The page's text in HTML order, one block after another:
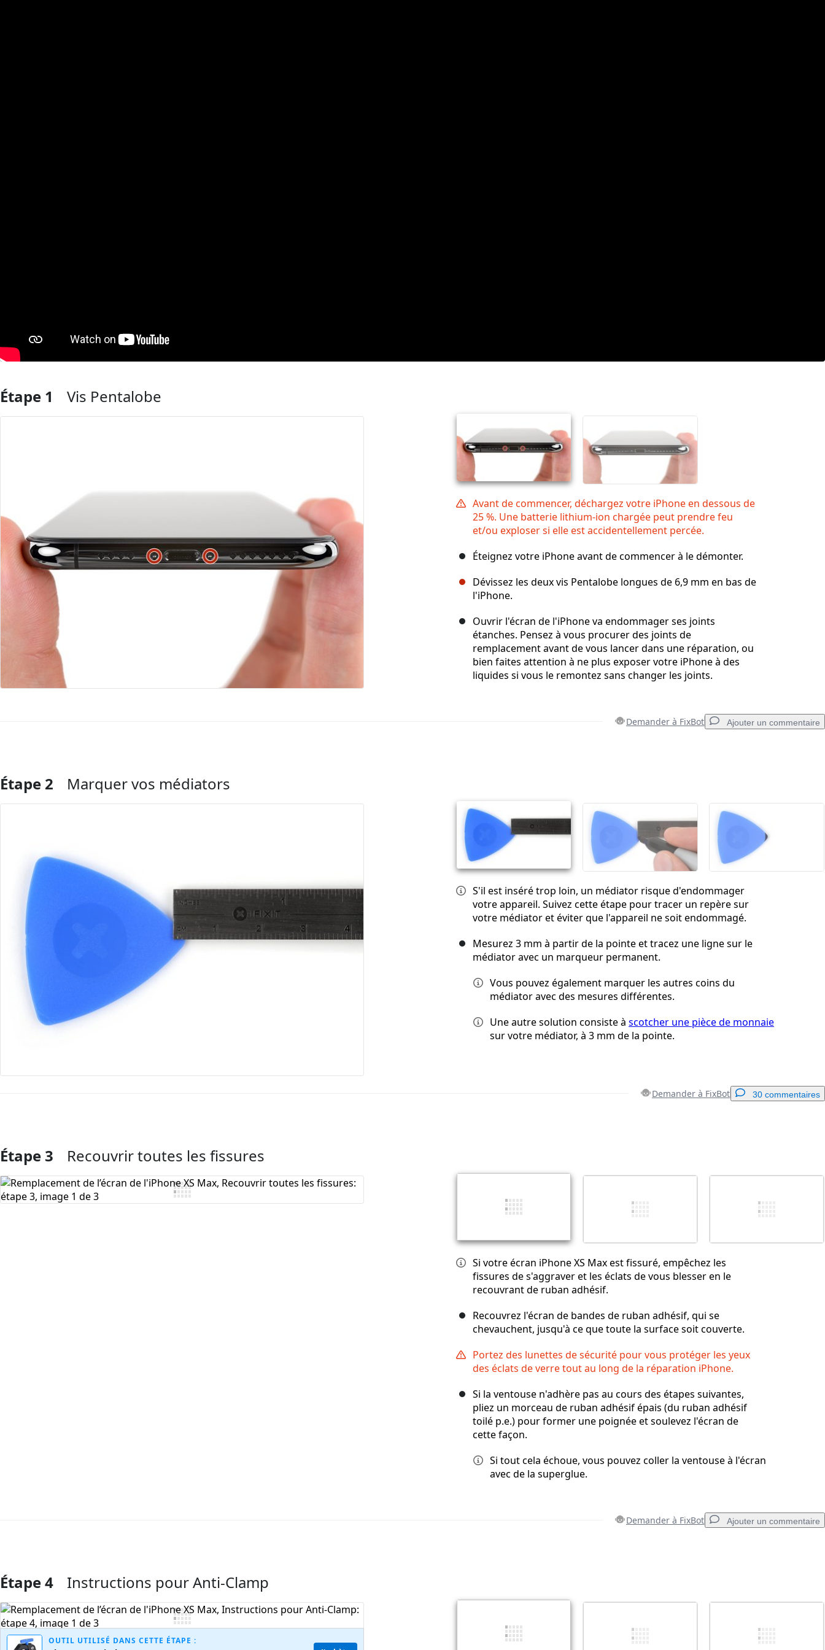
Étape 1 Vis Pentalobe
Avant de commencer, déchargez votre iPhone en dessous de
25 %. Une batterie lithium-ion chargée peut prendre feu
et/ou exploser si elle est accidentellement percée.
Éteignez votre iPhone avant de commencer à le démonter.
Dévissez les deux vis Pentalobe longues de 6,9 mm en bas de
l'iPhone.
Ouvrir l'écran de l'iPhone va endommager ses joints
étanches. Pensez à vous procurer des joints de
remplacement avant de vous lancer dans une réparation, ou
bien faites attention à ne plus exposer votre iPhone à des
liquides si vous le remontez sans changer les joints.
Demander à FixBot Ajouter un commentaire
Ajouter un commentaire
Annuler Publier un commentaire
Étape 2 Marquer vos médiators
S'il est inséré trop loin, un médiator risque d'endommager
votre appareil. Suivez cette étape pour tracer un repère sur
votre médiator et éviter que l'appareil ne soit endommagé.
Mesurez 3 mm à partir de la pointe et tracez une ligne sur le
médiator avec un marqueur permanent.
Vous pouvez également marquer les autres coins du
médiator avec des mesures différentes.
Une autre solution consiste à scotcher une pièce de monnaie
sur votre médiator, à 3 mm de la pointe.
Demander à FixBot 30 commentaires
Ajouter un commentaire
Publier un commentaire
Étape 3 Recouvrir toutes les fissures
Si votre écran iPhone XS Max est fissuré, empêchez les
fissures de s'aggraver et les éclats de vous blesser en le
recouvrant de ruban adhésif.
Recouvrez l'écran de bandes de ruban adhésif, qui se
chevauchent, jusqu'à ce que toute la surface soit couverte.
Portez des lunettes de sécurité pour vous protéger les yeux
des éclats de verre tout au long de la réparation iPhone.
Si la ventouse n'adhère pas au cours des étapes suivantes,
pliez un morceau de ruban adhésif épais (du ruban adhésif
toilé p.e.) pour former une poignée et soulevez l'écran de
cette façon.
Si tout cela échoue, vous pouvez coller la ventouse à l'écran
avec de la superglue.
Demander à FixBot Ajouter un commentaire
Ajouter un commentaire
Publier un commentaire
Étape 4 Instructions pour Anti-Clamp
OUTIL UTILISÉ DANS CETTE ÉTAPE :